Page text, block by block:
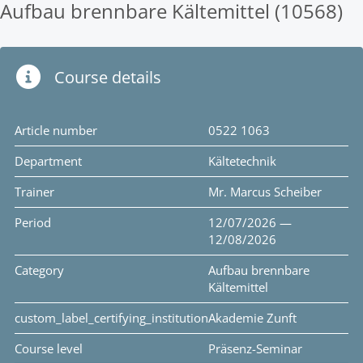
Aufbau brennbare Kältemittel (10568)
Course details
Article number
0522 1063
Department
Kältetechnik
Trainer
Mr. Marcus Scheiber
Period
12/07/2026 —
12/08/2026
Category
Aufbau brennbare
Kältemittel
custom_label_certifying_institutionAkademie Zunft
Course level
Präsenz-Seminar